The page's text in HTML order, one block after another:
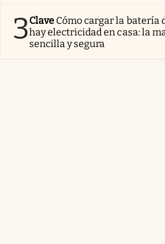
3Clave Cómo cargar la batería
hay electricidad en casa: la
sencilla y segura